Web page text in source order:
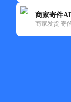
商家寄件
商家发货 寄